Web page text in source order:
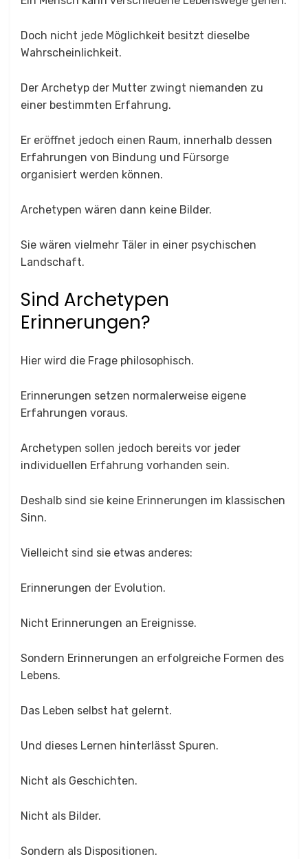
Doch nicht jede Möglichkeit besitzt dieselbe
Wahrscheinlichkeit.
Der Archetyp der Mutter zwingt niemanden zu
einer bestimmten Erfahrung.
Er eröffnet jedoch einen Raum, innerhalb dessen
Erfahrungen von Bindung und Fürsorge
organisiert werden können.
Archetypen wären dann keine Bilder.
Sie wären vielmehr Täler in einer psychischen
Landschaft.
Sind Archetypen
Erinnerungen?
Hier wird die Frage philosophisch.
Erinnerungen setzen normalerweise eigene
Erfahrungen voraus.
Archetypen sollen jedoch bereits vor jeder
individuellen Erfahrung vorhanden sein.
Deshalb sind sie keine Erinnerungen im klassischen
Sinn.
Vielleicht sind sie etwas anderes:
Erinnerungen der Evolution.
Nicht Erinnerungen an Ereignisse.
Sondern Erinnerungen an erfolgreiche Formen des
Lebens.
Das Leben selbst hat gelernt.
Und dieses Lernen hinterlässt Spuren.
Nicht als Geschichten.
Nicht als Bilder.
Sondern als Dispositionen.